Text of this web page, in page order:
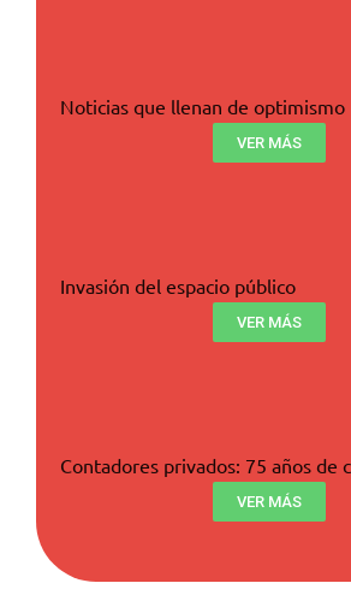
Noticias que llenan de optimismo
VER MÁS
Invasión del espacio público
VER MÁS
Contadores privados: 75 años de
VER MÁS